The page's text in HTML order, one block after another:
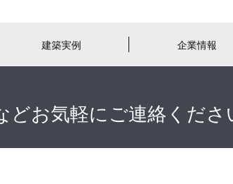
建築実例 企業情報
お気軽にご連絡くださ